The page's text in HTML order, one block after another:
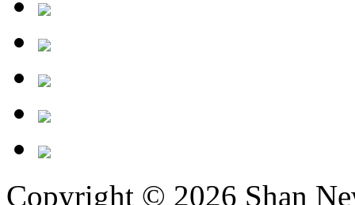
Copyright © 2026 Shan